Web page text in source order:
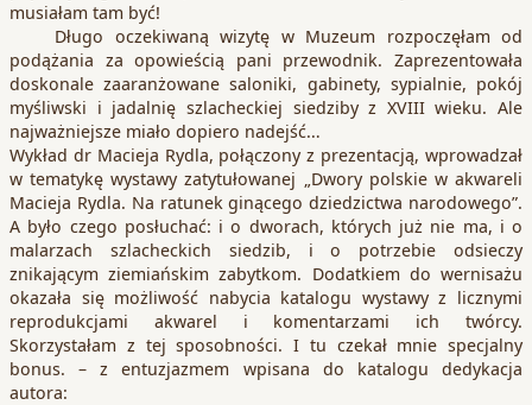
musiałam tam być!
Długo oczekiwaną wizytę w Muzeum rozpoczęłam od
podążania za opowieścią pani przewodnik. Zaprezentowała
doskonale zaaranżowane saloniki, gabinety, sypialnie, pokój
myśliwski i jadalnię szlacheckiej siedziby z XVIII wieku. Ale
najważniejsze miało dopiero nadejść…
Wykład dr Macieja Rydla, połączony z prezentacją, wprowadzał
w tematykę wystawy zatytułowanej „Dwory polskie w akwareli
Macieja Rydla. Na ratunek ginącego dziedzictwa narodowego”.
A było czego posłuchać: i o dworach, których już nie ma, i o
malarzach szlacheckich siedzib, i o potrzebie odsieczy
znikającym ziemiańskim zabytkom. Dodatkiem do wernisażu
okazała się możliwość nabycia katalogu wystawy z licznymi
reprodukcjami akwarel i komentarzami ich twórcy.
Skorzystałam z tej sposobności. I tu czekał mnie specjalny
bonus. – z entuzjazmem wpisana do katalogu dedykacja
autora: